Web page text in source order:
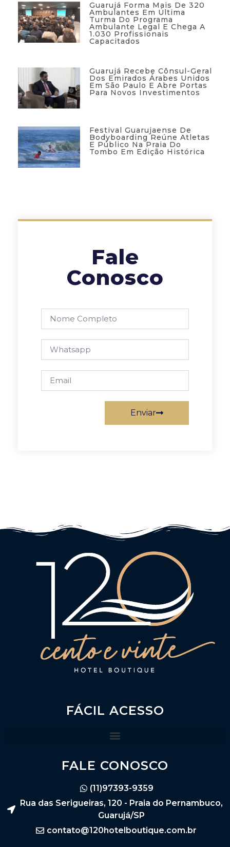
Guarujá Forma Mais De 320
Ambulantes Em Última
Turma Do Programa
Ambulante Legal E Chega A
1.030 Profissionais
Capacitados
Guarujá Recebe Cônsul-Geral
Dos Emirados Árabes Unidos
Em São Paulo E Abre Portas
Para Novos Investimentos
Festival Guarujaense De
Bodyboarding Reúne Atletas
E Público Na Praia Do
Tombo Em Edição Histórica
Fale
Conosco
Enviar
FÁCIL ACESSO
FALE CONOSCO
(11)97393-9359
Rua das Serigueiras, 120 - Praia do Pernambuco,
Guarujá/SP
contato@120hotelboutique.com.br